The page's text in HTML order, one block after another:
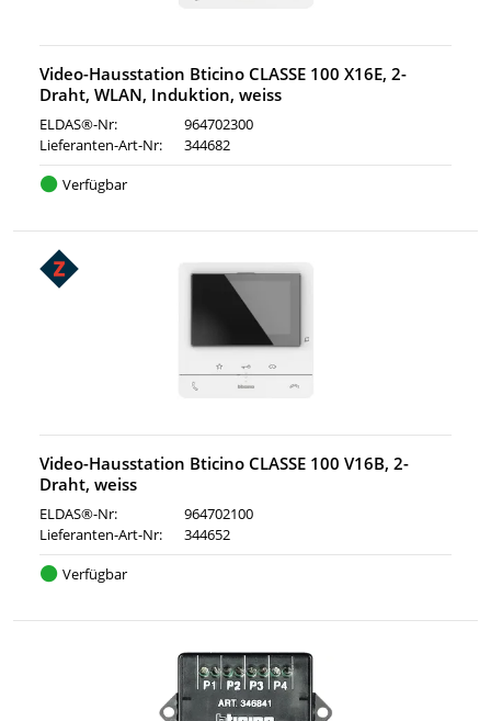
Video-Hausstation Bticino CLASSE 100 X16E, 2-
Draht, WLAN, Induktion, weiss
ELDAS®-Nr:
964702300
Lieferanten-Art-Nr:
344682
Verfügbar
Video-Hausstation Bticino CLASSE 100 V16B, 2-
Draht, weiss
ELDAS®-Nr:
964702100
Lieferanten-Art-Nr:
344652
Verfügbar